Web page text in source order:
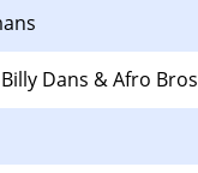
Dans & Afro Bros